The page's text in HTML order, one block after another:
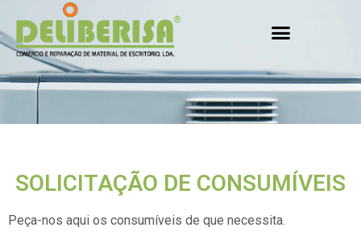
SOLICITAÇÃO DE CONSUMÍVEIS
Peça-nos aqui os consumíveis de que necessita.